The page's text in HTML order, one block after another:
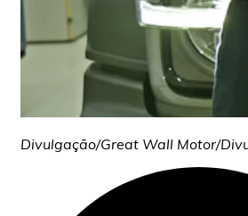
Divulgação/Great Wall Motor/